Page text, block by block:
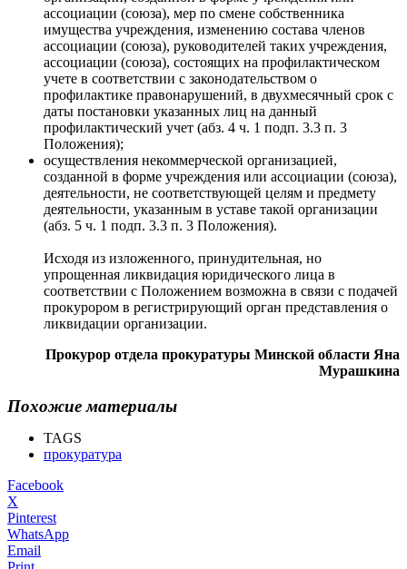
ассоциации (союза), мер по смене собственника
имущества учреждения, изменению состава членов
ассоциации (союза), руководителей таких учреждения,
ассоциации (союза), состоящих на профилактическом
учете в соответствии с законодательством о
профилактике правонарушений, в двухмесячный срок с
даты постановки указанных лиц на данный
профилактический учет (абз. 4 ч. 1 подп. 3.3 п. 3
Положения);
осуществления некоммерческой организацией,
созданной в форме учреждения или ассоциации (союза),
деятельности, не соответствующей целям и предмету
деятельности, указанным в уставе такой организации
(абз. 5 ч. 1 подп. 3.3 п. 3 Положения).
Исходя из изложенного, принудительная, но
упрощенная ликвидация юридического лица в
соответствии с Положением возможна в связи с подачей
прокурором в регистрирующий орган представления о
ликвидации организации.
Прокурор отдела прокуратуры Минской области Яна
Мурашкина
Похожие материалы
TAGS
прокуратура
Facebook
X
Pinterest
WhatsApp
Email